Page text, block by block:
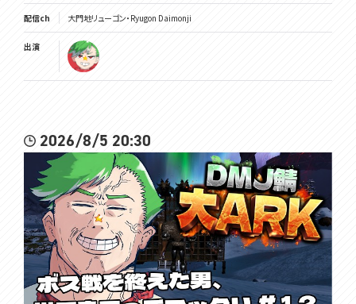
配信ch 大門地リューゴン・Ryugon Daimonji
出演
2026/8/5 20:30